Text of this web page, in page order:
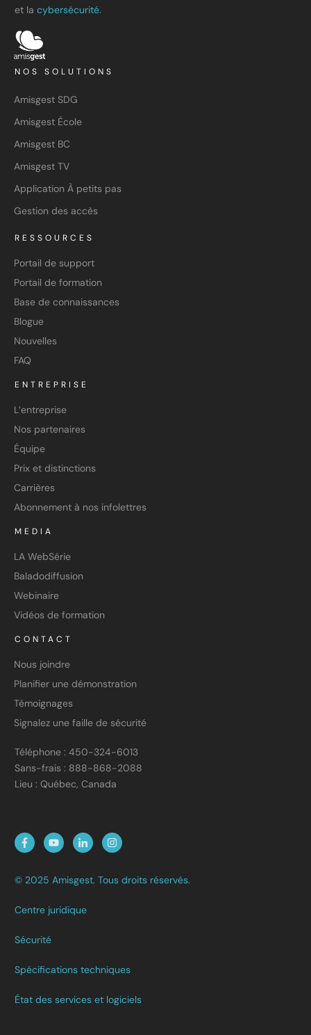
et la cybersécurité.
NOS SOLUTIONS
Amisgest SDG
Amisgest École
Amisgest BC
Amisgest TV
Application À petits pas
Gestion des accès
RESSOURCES
Portail de support
Portail de formation
Base de connaissances
Blogue
Nouvelles
FAQ
ENTREPRISE
L’entreprise
Nos partenaires
Équipe
Prix et distinctions
Carrières
Abonnement à nos infolettres
MEDIA
LA WebSérie
Baladodiffusion
Webinaire
Vidéos de formation
CONTACT
Nous joindre
Planifier une démonstration
Témoignages
Signalez une faille de sécurité
Téléphone : 450-324-6013
Sans-frais : 888-868-2088
Lieu : Québec, Canada
© 2025 Amisgest. Tous droits réservés.
Centre juridique
Sécurité
Spécifications techniques
État des services et logiciels